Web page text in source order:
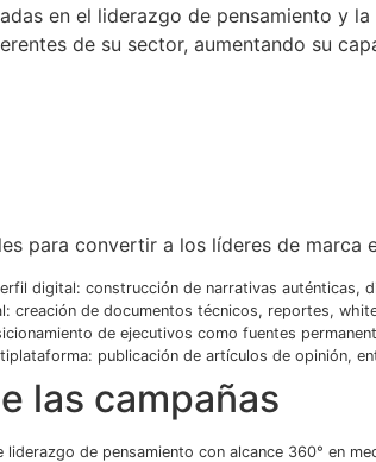
en el liderazgo de pensamiento y
de su sector, aumentando su
para convertir a los líderes de
digital: construcción de narrativas auténticas,
creación de documentos técnicos, reportes,
de ejecutivos como fuentes
publicación de artículos de opinión,
las campañas
liderazgo de pensamiento con alcance 360° en